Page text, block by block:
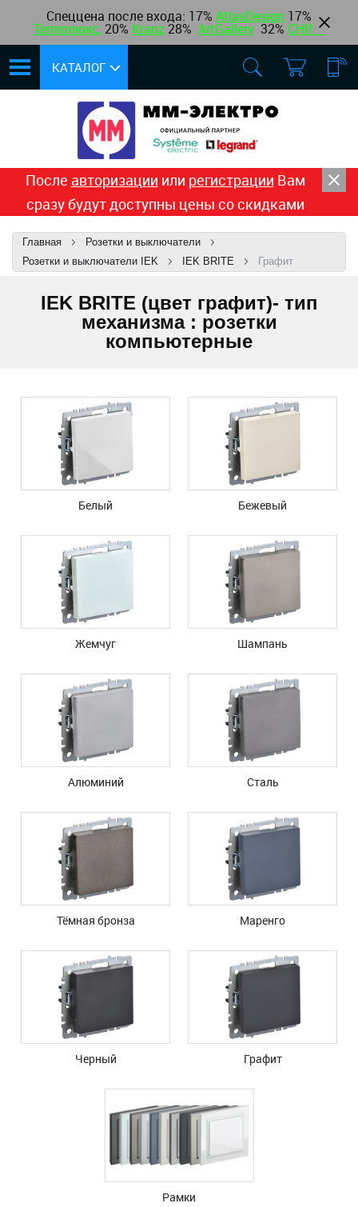
Спеццена после входа: 17% AtlasDesign 17%
Теплолюкс, 20% Kranz 28% ArtGallery 32% CHINT
КАТАЛОГ
После авторизации или регистрации Вам
сразу будут доступны цены со скидками
Главная
Розетки и выключатели
Розетки и выключатели IEK
IEK BRITE Графит
IEK BRITE (цвет графит)- тип
механизма : розетки
компьютерные
Белый Бежевый
Жемчуг Шампань
Алюминий Сталь
Тёмная бронза Маренго
Черный Графит
Рамки